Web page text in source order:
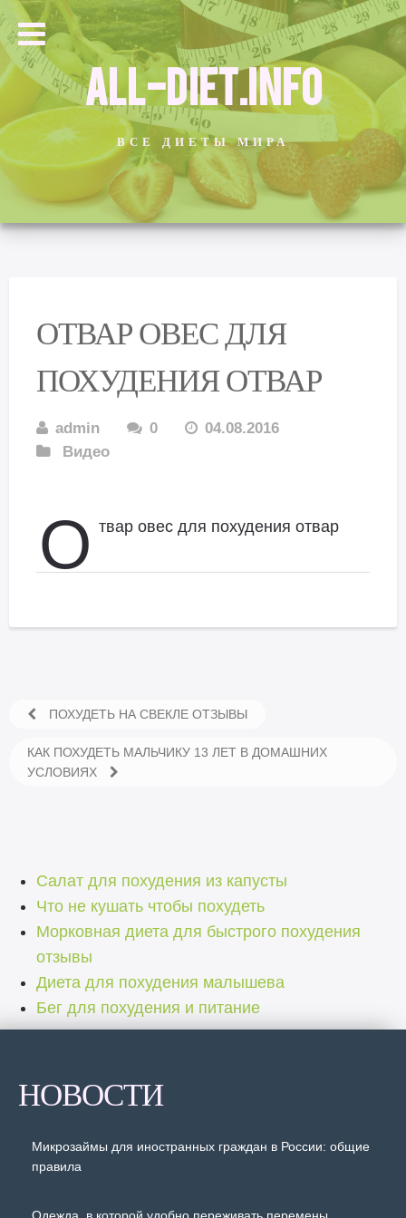
ALL-DIET.INFO
ВСЕ ДИЕТЫ МИРА
ОТВАР ОВЕС ДЛЯ
ПОХУДЕНИЯ ОТВАР
admin 0
04.08.2016
Видео
О твар овес для похудения отвар
ПОХУДЕТЬ НА СВЕКЛЕ ОТЗЫВЫ
КАК ПОХУДЕТЬ МАЛЬЧИКУ 13 ЛЕТ В ДОМАШНИХ
УСЛОВИЯХ
Салат для похудения из капусты
Что не кушать чтобы похудеть
Морковная диета для быстрого похудения
отзывы
Диета для похудения малышева
Бег для похудения и питание
НОВОСТИ
Микрозаймы для иностранных граждан в России: общие
правила